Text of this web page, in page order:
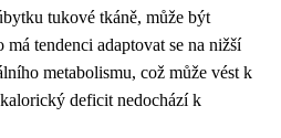
tukové tkáně, může být
tendenci adaptovat se na nižší
metabolismu, což může vést k
deficit nedochází k